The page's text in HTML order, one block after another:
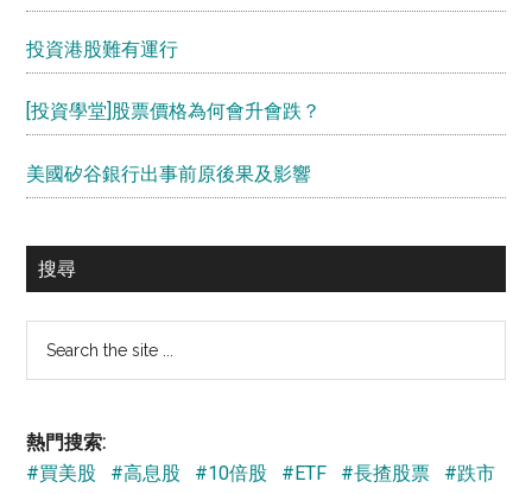
投資港股難有運行
[投資學堂]股票價格為何會升會跌？
美國矽谷銀行出事前原後果及影響
搜尋
熱門搜索:
#買美股
#高息股 #10倍股 #ETF #長揸股票
#跌市